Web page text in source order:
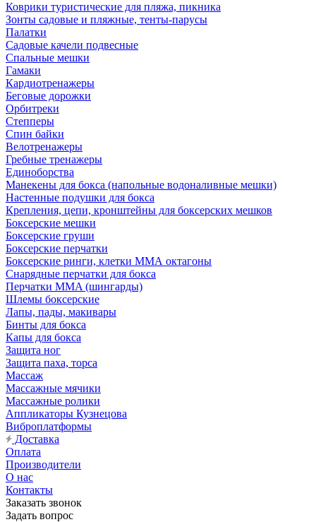
Коврики туристические для пляжа, пикника
Зонты садовые и пляжные, тенты-парусы
Палатки
Садовые качели подвесные
Спальные мешки
Гамаки
Кардиотренажеры
Беговые дорожки
Орбитреки
Степперы
Спин байки
Велотренажеры
Гребные тренажеры
Единоборства
Манекены для бокса (напольные водоналивные мешки)
Настенные подушки для бокса
Крепления, цепи, кронштейны для боксерских мешков
Боксерские мешки
Боксерские груши
Боксерские перчатки
Боксерские ринги, клетки ММА октагоны
Снарядные перчатки для бокса
Перчатки MMA (шингарды)
Шлемы боксерские
Лапы, пады, макивары
Бинты для бокса
Капы для бокса
Защита ног
Защита паха, торса
Массаж
Массажные мячики
Массажные ролики
Аппликаторы Кузнецова
Виброплатформы
Доставка
Оплата
Производители
О нас
Контакты
Заказать звонок
Задать вопрос